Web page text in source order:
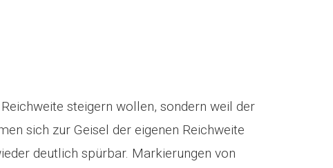
steigern wollen, sondern weil der
sich zur Geisel der eigenen Reichweite
deutlich spürbar. Markierungen von